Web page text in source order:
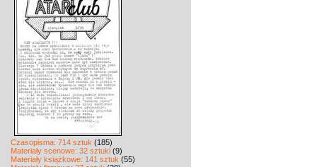
Czasopisma: 714 sztuk (185)
Materiały scenowe: 32 sztuki (9)
Materiały książkowe: 141 sztuk (55)